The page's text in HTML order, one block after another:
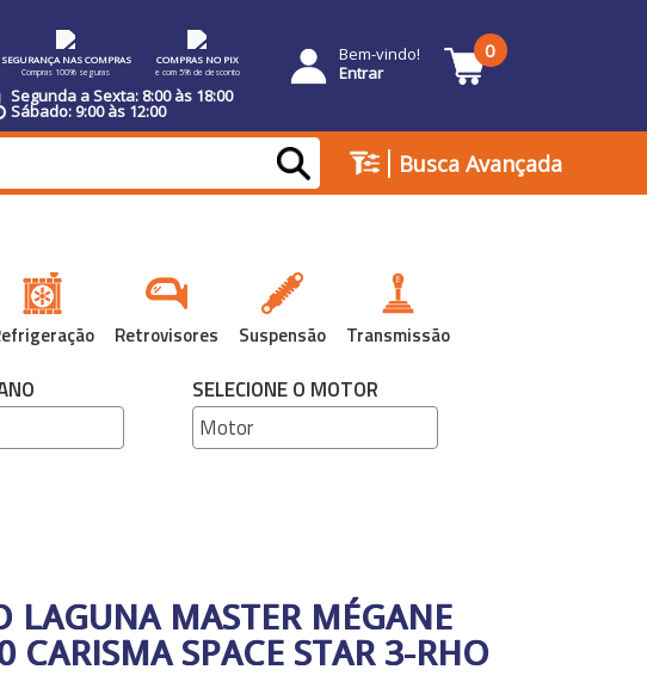
SEGURANÇA NAS COMPRAS
Compras 100% seguras
COMPRAS NO PIX
e com 5% de desconto
Segunda a Sexta: 8:00 às 18:00
Sábado: 9:00 às 12:00
Bem-vindo!
Entrar
0
| Busca Avançada
Retrovisores Suspensão Transmissão
SELECIONE O MOTOR
LAGUNA MASTER MÉGANE
SPACE STAR 3-RHO